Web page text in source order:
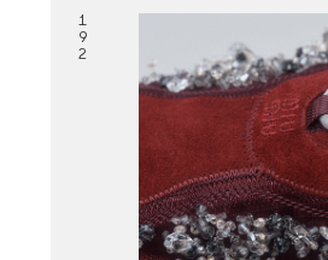
1
9
2